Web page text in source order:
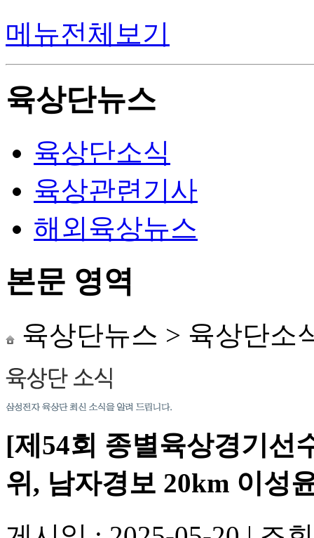
메뉴전체보기
육상단뉴스
육상단소식
육상관련기사
해외육상뉴스
본문 영역
육상단뉴스 > 육상단소
[제54회 종별육상경기선
위, 남자경보 20km 이성